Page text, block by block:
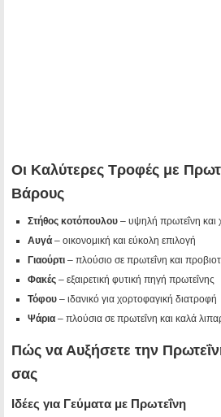
Οι Καλύτερες Τροφές με
Βάρους
Στήθος κοτόπουλου – υψηλή πρωτεΐνη και
Αυγά – οικονομική και εύκολη επιλογή
Γιαούρτι – πλούσιο σε πρωτεΐνη και
Φακές – εξαιρετική φυτική πηγή πρωτεΐνης
Τόφου – ιδανικό για χορτοφαγική διατροφή
Ψάρια – πλούσια σε πρωτεΐνη και καλά
Πώς να Αυξήσετε την
σας
Ιδέες για Γεύματα με Πρωτεΐνη